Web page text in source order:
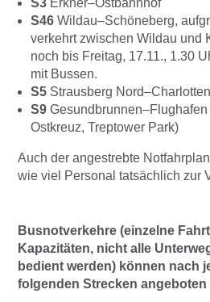
S3 Erkner–Ostbahnhof
S46 Wildau–Schöneberg,
verkehrt zwischen Wildau und
noch bis Freitag, 17.11., 1.30
mit Bussen.
S5 Strausberg
S9
Ostkreuz, Treptower Park)
Auch der angestrebte
wie viel Personal tatsächlich zur
Busnotverkehre (einzelne
Kapazitäten, nicht alle
bedient werden) können nach
folgenden Strecken angeboten